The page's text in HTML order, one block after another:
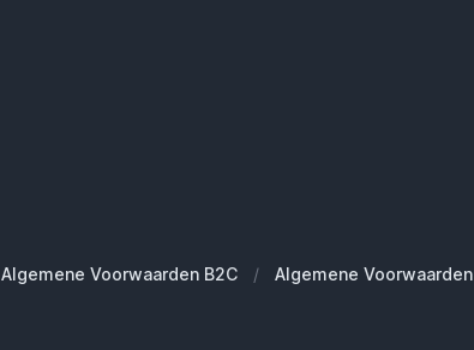
Algemene Voorwaarden B2C / Algemene Voorwaarden